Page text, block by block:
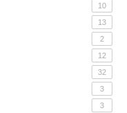
10
13
2
12
32
3
3